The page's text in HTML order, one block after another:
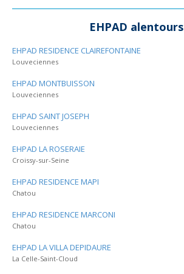
EHPAD alentours
EHPAD RESIDENCE CLAIREFONTAINE
Louveciennes
EHPAD MONTBUISSON
Louveciennes
EHPAD SAINT JOSEPH
Louveciennes
EHPAD LA ROSERAIE
Croissy-sur-Seine
EHPAD RESIDENCE MAPI
Chatou
EHPAD RESIDENCE MARCONI
Chatou
EHPAD LA VILLA DEPIDAURE
La Celle-Saint-Cloud